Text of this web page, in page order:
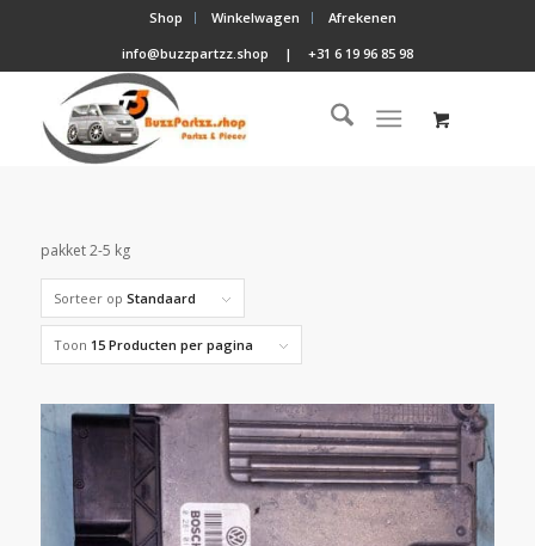
Shop Winkelwagen
Afrekenen
info@buzzpartzz.shop
| +31 6 19 96 85 98
pakket 2-5 kg
Sorteer op Standaard
Toon 15 Producten per pagina